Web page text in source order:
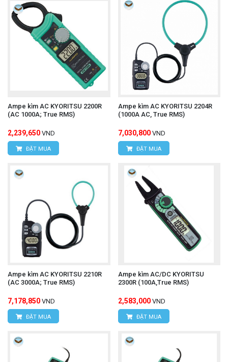
Ampe kìm AC KYORITSU 2200R
(AC 1000A; True RMS)
2,239,650 VND
ĐẶT MUA
Ampe kìm AC KYORITSU 2204R
(1000A AC, True RMS)
7,030,800 VND
ĐẶT MUA
Ampe kìm AC KYORITSU 2210R
(AC 3000A; True RMS)
7,178,850 VND
ĐẶT MUA
Ampe kìm AC/DC KYORITSU
2300R (100A,True RMS)
2,583,000 VND
ĐẶT MUA